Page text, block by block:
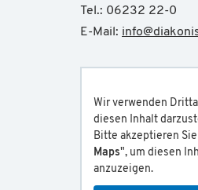
Tel.: 06232 22-0
E-Mail: info@
Wir verwenden
diesen Inhalt
Bitte akzeptieren
Maps", um diesen
anzuzeigen.